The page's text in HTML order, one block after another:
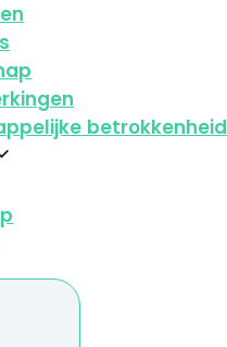
betrokkenheid